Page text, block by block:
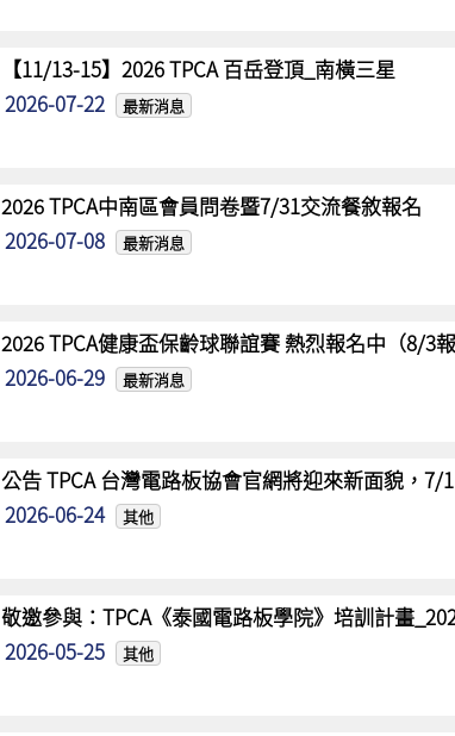
【11/13-15】2026 TPCA 百岳登頂_南橫三星
2026-07-22
最新消息
2026 TPCA中南區會員問卷暨7/31交流餐敘報名
2026-07-08
最新消息
2026 TPCA健康盃保齡球聯誼賽 熱烈報名中（8/3報
2026-06-29
最新消息
公告 TPCA 台灣電路板協會官網將迎來新面貌，7/
2026-06-24
其他
敬邀參與：TPCA《泰國電路板學院》培訓計畫
2026-05-25
其他